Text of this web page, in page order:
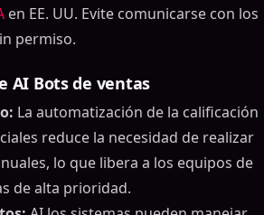
en EE. UU. Evite comunicarse con los
permiso.
AI Bots de ventas
La automatización de la calificación
reduce la necesidad de realizar
lo que libera a los equipos de
de alta prioridad.